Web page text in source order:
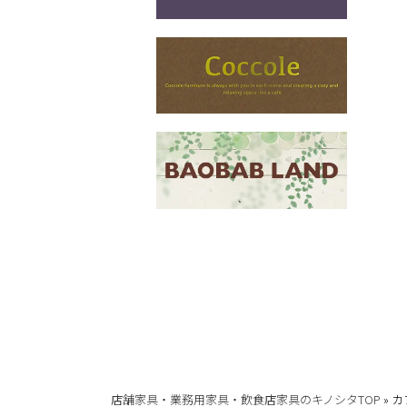
店舗家具・業務用家具・飲食店家具のキノシタTOP »